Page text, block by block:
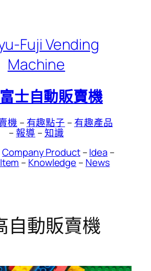
Fuji Vending
Machine
士自動販賣機
機 – 有趣點子 – 有趣產品
–報導 –知識
Company Product–Idea–
– Knowledge – News
自動販賣機